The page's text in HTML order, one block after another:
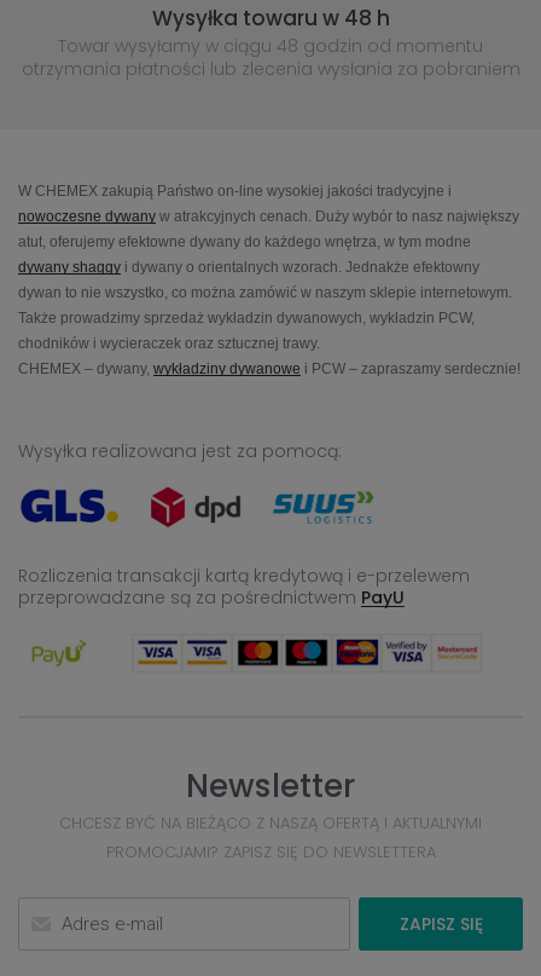
Wysyłka towaru w 48 h
Towar wysyłamy w ciągu 48 godzin od momentu
otrzymania płatności lub zlecenia wysłania za pobraniem
W CHEMEX zakupią Państwo on-line wysokiej jakości tradycyjne i
nowoczesne dywany w atrakcyjnych cenach. Duży wybór to nasz największy
atut, oferujemy efektowne dywany do każdego wnętrza, w tym modne
dywany shaggy i dywany o orientalnych wzorach. Jednakże efektowny
dywan to nie wszystko, co można zamówić w naszym sklepie internetowym.
Także prowadzimy sprzedaż wykładzin dywanowych, wykładzin PCW,
chodników i wycieraczek oraz sztucznej trawy.
CHEMEX – dywany, wykładziny dywanowe i PCW – zapraszamy serdecznie!
Wysyłka realizowana jest za pomocą:
Rozliczenia transakcji kartą kredytową i e-przelewem
przeprowadzane są za pośrednictwem PayU
Newsletter
CHCESZ BYĆ NA BIEŻĄCO Z NASZĄ OFERTĄ I AKTUALNYMI
PROMOCJAMI? ZAPISZ SIĘ DO NEWSLETTERA
ZAPISZ SIĘ